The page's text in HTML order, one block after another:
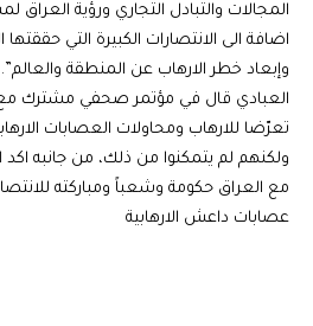
المجالات والتبادل التجاري ورؤية
اضافة الى الانتصارات الكبيرة التي
وإبعاد خطر الارهاب عن المنطقة والعالم”.
العبادي قال في مؤتمر صحفي مشترك مع
تعرّضا للارهاب ومحاولات العصابات
ولكنهم لم يتمكنوا من ذلك، من جانبه اكد
مع العراق حكومة وشعباً ومباركته
عصابات داعش الارهابية